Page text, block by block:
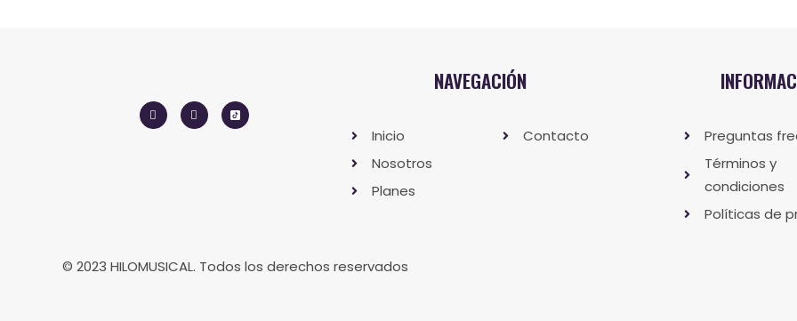
NAVEGACIÓN
Inicio
Nosotros
Planes
Contacto
Preguntas
Términos y
condiciones
Políticas de
© 2023 HILOMUSICAL. Todos los derechos reservados